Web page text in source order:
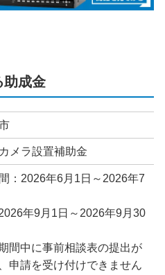
助成金
メラ設置補助金
：2026年6月1日～2026年7
年9月1日～2026年9月30
間中に事前相談表の提出が
申請を受け付けできません